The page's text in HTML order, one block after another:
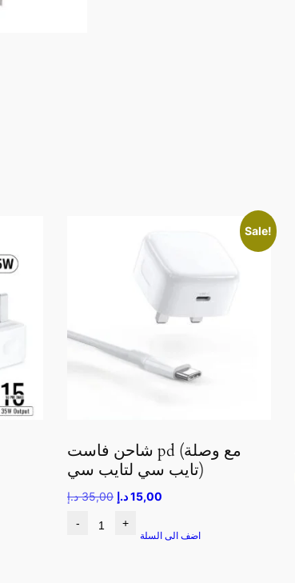
Sale!
شاحن فاست pd (مع وصلة
تايب سي لتايب سي)
35,00 د.إ 15,00د.إ
- +
اضف الى السلة